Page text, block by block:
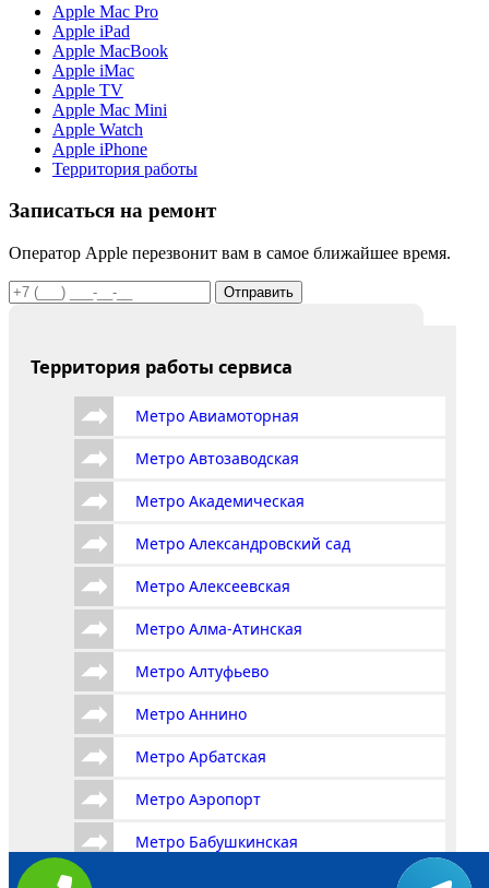
Apple Mac Pro
Apple iPad
Apple MacBook
Apple iMac
Apple TV
Apple Mac Mini
Apple Watch
Apple iPhone
Территория работы
Записаться на ремонт
Оператор Apple перезвонит вам в самое ближайшее время.
Отправить
Территория работы сервиса
Метро Авиамоторная
Метро Автозаводская
Метро Академическая
Метро Александровский сад
Метро Алексеевская
Метро Алма-Атинская
Метро Алтуфьево
Метро Аннино
Метро Арбатская
Метро Аэропорт
Метро Бабушкинская